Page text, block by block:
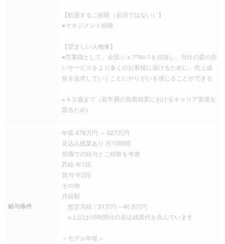
【歓迎するご経験（必須ではない）】
●マネジメント経験
【望ましい人物像】
●営業職として、全国シェアNo.1を目指し、当社の質の高
いサービスをより多くのお客様に届けるために、売上成
長を追求していくことにやりがいを感じることができる
※４５歳まで（若年層の長期就業におけるキャリア形成を
図るため）
給与条件
年収 478万円 ～ 627万円
見込み残業あり 月10時間
前職での給与とご経験を考慮
昇給 年1回
賞与 年2回
その他
月給制
想定月給：31万円～40.8万円
※上記は10時間分の見込残業代を含んでいます
＜モデル年収＞